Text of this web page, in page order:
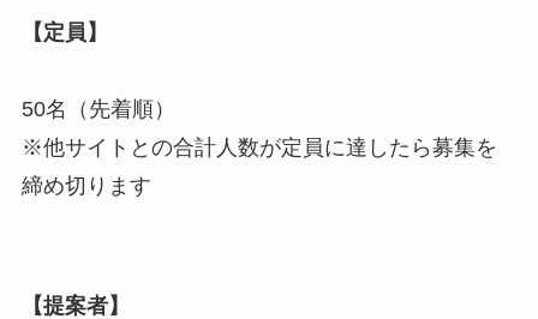
【定員】
50名（先着順）
※他サイトとの合計人数が定員に達したら募集を
締め切ります
【提案者】